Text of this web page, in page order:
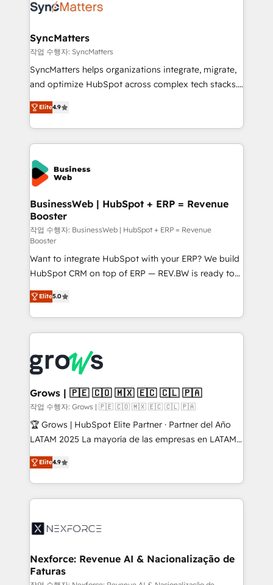
that drive real business results.
Implementation & Migration Onboarding across all
Station, Freshdesk, Intercom, and more. Custom
objects, automations, and integrations built for
growth. 🚀 AI-Driven GTM Orchestration Unify
HubSpot with LinkedIn, WhatsApp, email, paid
Agent Development Deploy AI agents for
prospecting, follow-ups, service triage, and
onboarding in weeks Growth-Track: Unlock
advanced optimization & adoption 📍 São Paulo, BR
SyncMatters
작업 수행자: SyncMatters
SyncMatters helps organizations integrate, migrate,
and optimize HubSpot across complex tech stacks.
From CRM data migrations to real-time integrations
and portal consolidations, we ensure clean, reliable
data across every system. Core Solutions: -
HubSpot CRM Data Migration - Custom HubSpot
Integrations (ERP, SaaS, APIs) - Real-Time Data
Synchronization - HubSpot Portal Consolidation -
Data Quality & Deduplication Use Cases: - Salesforce
to HubSpot migrations - HubSpot and NetSuite or
ERP integrations - Multi-system data
synchronization - Fixing broken or unreliable
integrations Trusted by RevOps teams to manage
complex, high-risk CRM migrations and integrations.
Elite4.9
BusinessWeb | HubSpot + ERP = Revenue
Booster
작업 수행자: BusinessWeb | HubSpot + ERP = Revenue
Booster
Want to integrate HubSpot with your ERP? We build
HubSpot CRM on top of ERP — REV.BW is ready to
use business model that you can for fast CRM start
in your organization. It's not brands that solve
challenges — it's people. Our Revenue Architects
work side-by-side with your team to turn your ERP
CRM actually drive revenue. We focus on
manufacturing, trade, distribution, logistics and
software companies that run ERP systems and need
a proven sales management layer, with pipeline
control, margin visibility, and reliable forecasting.
REV.BW is not another CRM implementation. It's a
management reporting, and ERP integration — built
from real experience, not experimentation. ✨
ERP integration expertise across multiple platforms
✨ Trusted by Polish market leaders and Stock
Elite5.0
Grows | 🇵🇪 🇨🇴 🇲🇽 🇪🇨 🇨🇱 🇵🇦
작업 수행자: Grows | 🇵🇪 🇨🇴 🇲🇽 🇪🇨 🇨🇱 🇵🇦
🏆 Grows | HubSpot Elite Partner · Partner del Año
LATAM 2025 La mayoría de las empresas en LATAM
no tienen un problema de herramientas. Tienen un
problema de orden. Equipos desalineados, datos
dispersos y procesos que dependen de personas
clave — no de sistemas. Eso frena el crecimiento,
⚙️ Grows ordena los procesos comerciales, alinea
de forma que genera resultados reales desde las
primeras semanas — no meses. 🤝 No entregamos
Elite4.9
Nexforce: Revenue AI & Nacionalização de
Faturas